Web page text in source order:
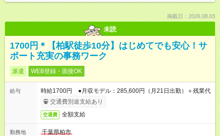
掲載日：2026.08.03
未読
1700円＊【柏駅徒歩10分】はじめてでも安心！サ
ポート充実の事務ワーク
派遣 WEB登録・面接OK
給与
時給1700円 ●月収モデル：285,600円（月21日出勤）＋残業代
交通費別途支給あり
交通費 全額支給
勤務地
千葉県柏市